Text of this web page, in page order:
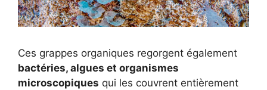
Ces grappes organiques regorgent également
bactéries, algues et organismes
microscopiques qui les couvrent entièrement